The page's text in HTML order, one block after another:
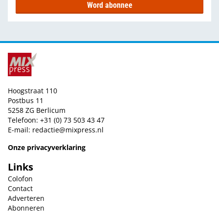
Word abonnee
Hoogstraat 110
Postbus 11
5258 ZG Berlicum
Telefoon: +31 (0) 73 503 43 47
E-mail: redactie@mixpress.nl
Onze privacyverklaring
Links
Colofon
Contact
Adverteren
Abonneren